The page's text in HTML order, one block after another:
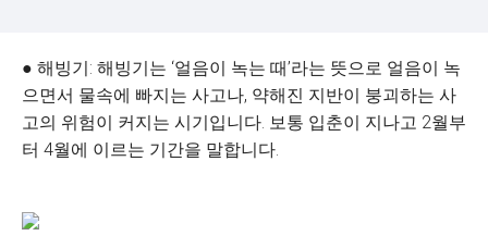
게
게
● 해빙기: 해빙기는 ‘얼음이 녹는 때’라는 뜻으로 얼음이 녹
으면서 물속에 빠지는 사고나, 약해진 지반이 붕괴하는 사
고의 위험이 커지는 시기입니다. 보통 입춘이 지나고 2월부
터 4월에 이르는 기간을 말합니다.